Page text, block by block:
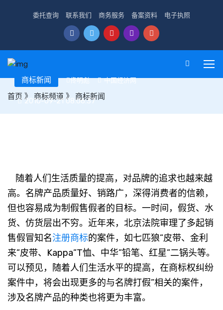
委托查询 联系我们 商务服务 备案资料 电子执照
首页 》 商标频道 》 商标新闻
商标新闻 佟明彪 中国经济网
2010-09-21 08:06:37
随着人们生活质量的提高，对品牌的追求也越来越
高。名牌产品质量好、销路广，深得消费者的信赖，
但也容易成为制假售假者的目标。一时间，假货、水
货、仿货层出不穷。近年来，北京法院审理了多起销
售假冒知名注册商标的案件，如七匹狼”皮带、金利
来”皮带、Kappa”T恤、中华”铅笔、红星”二锅头等。
可以预见，随着人们生活水平的提高，在商标权纠纷
案件中，将会出现更多的与名牌打假”相关的案件，
涉及名牌产品的种类也将更为丰富。